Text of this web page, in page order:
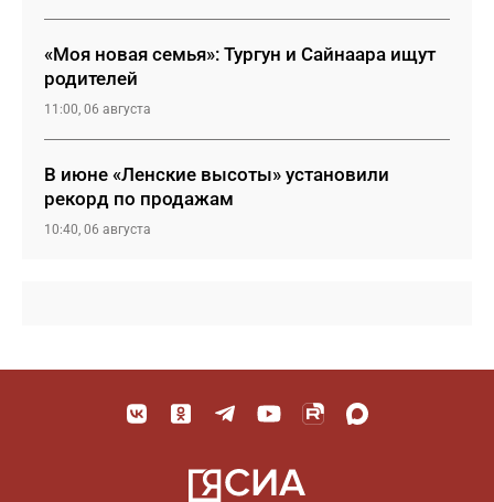
«Моя новая семья»: Тургун и Сайнаара ищут
родителей
11:00, 06 августа
В июне «Ленские высоты» установили
рекорд по продажам
10:40, 06 августа